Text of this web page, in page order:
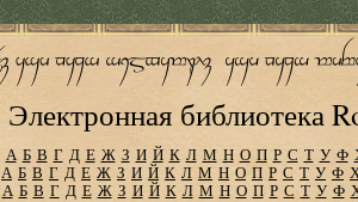
Электронная библиотека
А Б В Г Д Е Ж З И Й К Л М Н О П Р С Т У Ф
А Б В Г Д Е Ж З И Й К Л М Н О П Р С Т У Ф
А Б В Г Д Е Ж З И Й К Л М Н О П Р С Т У Ф